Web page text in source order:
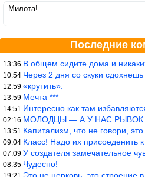
Милота!
Последние
13:36 В общем сидите дома и никаких
10:54 Через 2 дня со скуки сдохнешь
12:59 «крутить».
13:59 Мечта ***
14:51 Интересно как там избавляются от
02:16 МОЛОДЦЫ — А У НАС
13:51 Капитализм, что не говори,
09:04 Класс! Надо их присоеденить
07:09 У создателя замечательное
08:35 Чудесно!